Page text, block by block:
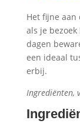
Het fijne
als je
dagen
een ideaal
erbij.
Ingrediënten,